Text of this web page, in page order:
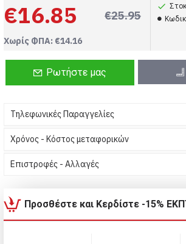
€16.85 €25.95
Χωρίς ΦΠΑ: €14.16
Τηλεφωνικές Παραγγελίες
Χρόνος - Κόστος μεταφορικών
Επιστροφές - Αλλαγές
Ρωτήστε μας
Προσθέστε και Κερδίστε -15%